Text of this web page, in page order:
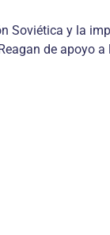
Soviética y la
de apoyo